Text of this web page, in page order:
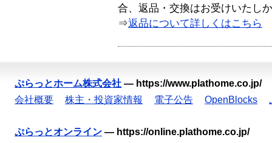
合、返品・交換はお受けいたし
⇒返品について詳しくはこちら
ぷらっとホーム株式会社 — https://www.plathome.co.jp/
会社概要
株主・投資家情報 電子公告 OpenBlocks
ぷらっとオンライン — https://online.plathome.co.jp/